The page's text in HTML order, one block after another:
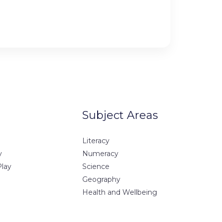
Subject Areas
Literacy
Numeracy
Science
Geography
Health and Wellbeing